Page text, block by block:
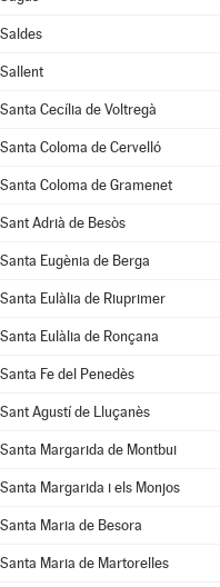
Saldes
Sallent
Santa Cecília de Voltregà
Santa Coloma de Cervelló
Santa Coloma de Gramenet
Sant Adrià de Besòs
Santa Eugènia de Berga
Santa Eulàlia de Riuprimer
Santa Eulàlia de Ronçana
Santa Fe del Penedès
Sant Agustí de Lluçanès
Santa Margarida de Montbui
Santa Margarida i els Monjos
Santa Maria de Besora
Santa Maria de Martorelles